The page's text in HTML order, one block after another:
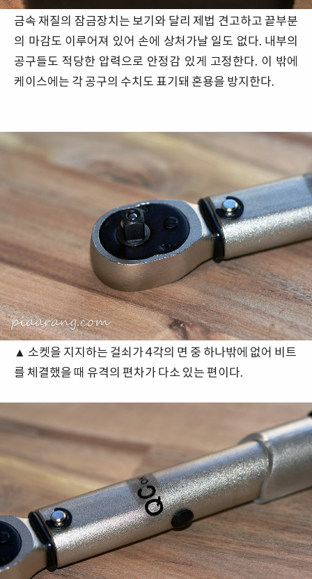
금속 재질의 잠금장치는 보기와 달리 제법 견고하고 끝부분
의 마감도 이루어져 있어 손에 상처가날 일도 없다. 내부의
공구들도 적당한 압력으로 안정감 있게 고정한다. 이 밖에
케이스에는 각 공구의 수치도 표기돼 혼용을 방지한다.
▲ 소켓을 지지하는 걸쇠가 4각의 면 중 하나밖에 없어 비트
를 체결했을 때 유격의 편차가 다소 있는 편이다.